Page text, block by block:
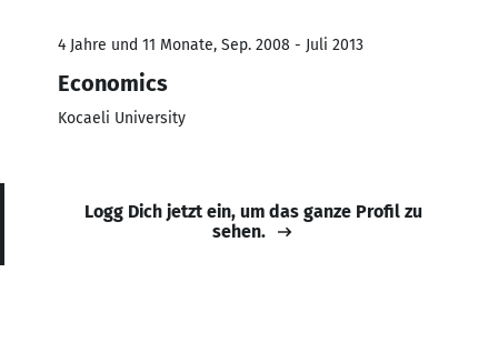
4 Jahre und 11 Monate, Sep. 2008 - Juli 2013
Economics
Kocaeli University
Logg Dich jetzt ein, um das ganze Profil zu
sehen.